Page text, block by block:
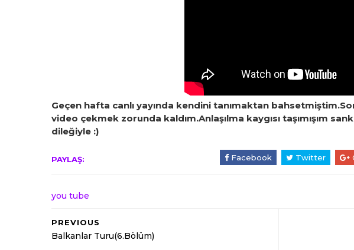
Geçen hafta canlı yayında kendini tanımaktan
video çekmek zorunda kaldım.Anlaşılma kaygısı taşımışım
dileğiyle :)
PAYLAŞ: Facebook Twitter
you tube
PREVIOUS
Balkanlar Turu(6.Bölüm)